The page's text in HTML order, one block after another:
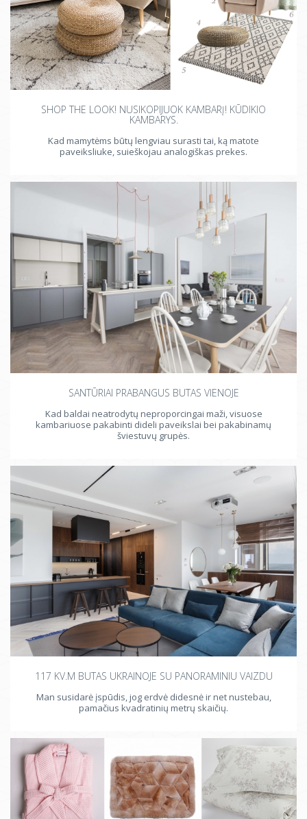
SHOP THE LOOK! NUSIKOPIJUOK KAMBARĮ! KŪDIKIO
KAMBARYS.
Kad mamytėms būtų lengviau surasti tai, ką matote
paveiksliuke, suieškojau analogiškas prekes.
SANTŪRIAI PRABANGUS BUTAS VIENOJE
Kad baldai neatrodytų neproporcingai maži, visuose
kambariuose pakabinti dideli paveikslai bei pakabinamų
šviestuvų grupės.
117 KV.M BUTAS UKRAINOJE SU PANORAMINIU VAIZDU
Man susidarė įspūdis, jog erdvė didesnė ir net nustebau,
pamačius kvadratinių metrų skaičių.